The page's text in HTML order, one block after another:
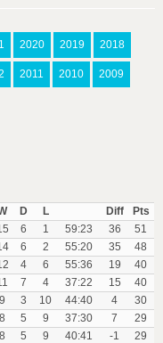
2020 2019 2018
2011 2010 2009
D L Diff
Pts
6 1 59:23 36
51
6 2 55:20 35
48
4 6 55:36 19
40
7 4 37:22 15
40
9 3 10 44:40 4
30
8 5 9 37:30 7
29
8 5 9 40:41 -1
29